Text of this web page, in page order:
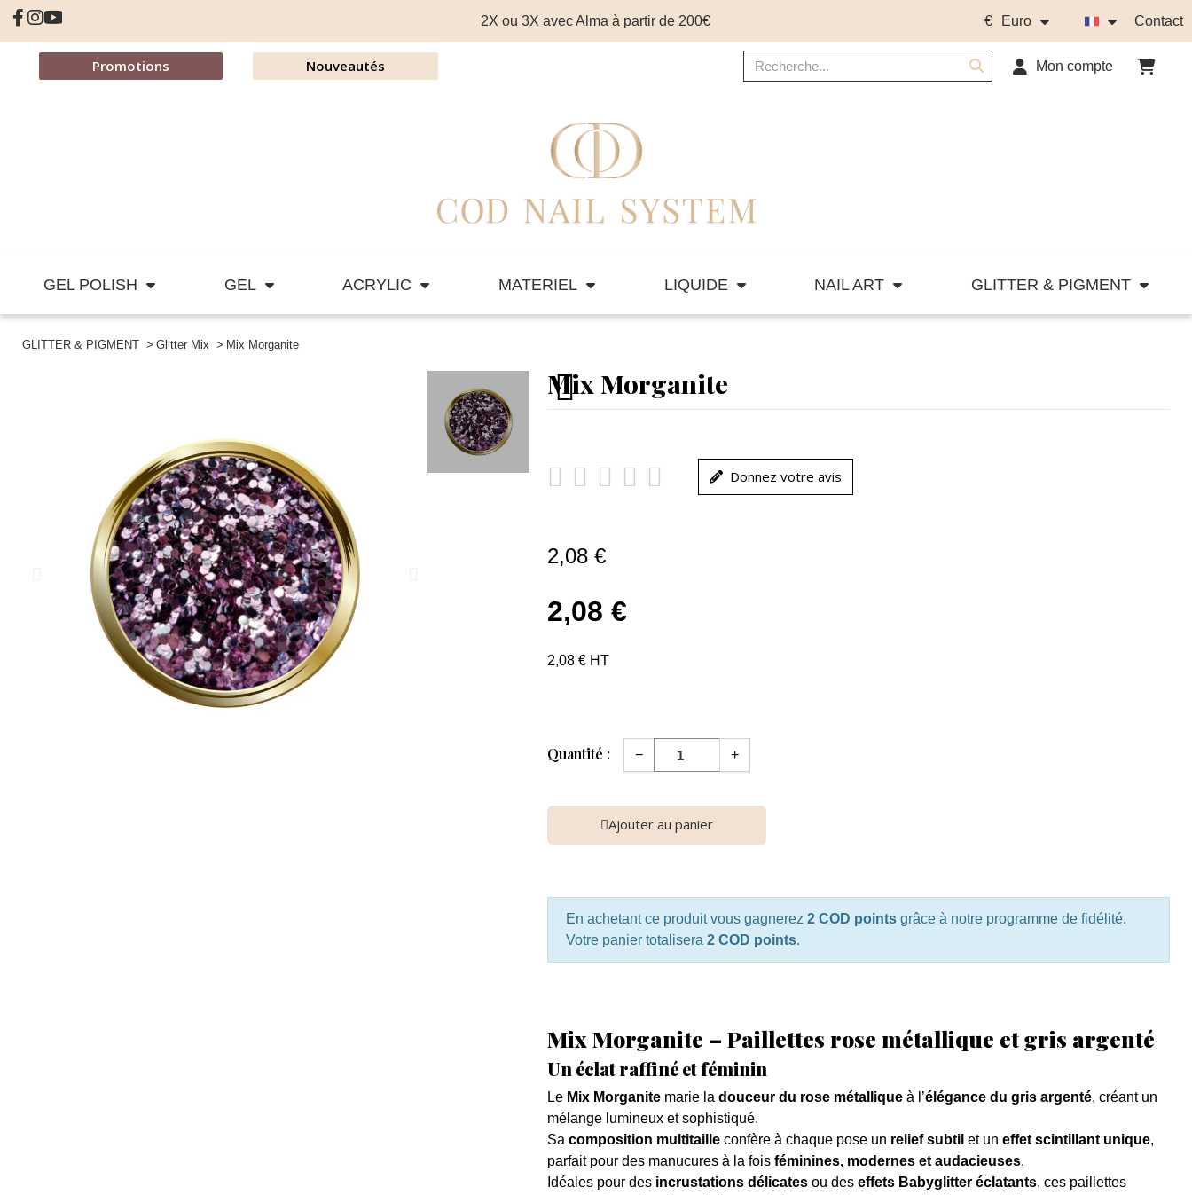
2X ou 3X avec Alma à partir de 200€ € Euro Contact
Promotions Nouveautés Mon compte
GEL POLISH GEL ACRYLIC MATERIEL LIQUIDE NAIL ART GLITTER & PIGMENT
GLITTER & PIGMENT Glitter Mix Mix Morganite
Mix Morganite
     Donnez votre avis
2,08 €
2,08 €
2,08 € HT
Quantité : − +
Ajouter au panier
En achetant ce produit vous gagnerez 2 COD pointsgrâce à notre programme de fidélité.
Votre panier totalisera 2 COD points.
Mix Morganite – Paillettes rose métallique et gris argenté
Un éclat raffiné et féminin
Le Mix Morganitemarie la douceur du rose métalliqueà l’élégance du gris argenté, créant un
mélange lumineux et sophistiqué.
Sa composition multitailleconfère à chaque pose un relief subtil et un effet scintillant unique,
parfait pour des manucures à la fois féminines, modernes et audacieuses.
Idéales pour des incrustations délicatesou des effets Babyglitter éclatants, ces paillettes